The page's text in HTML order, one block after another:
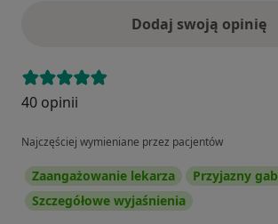
Dodaj swoją opinię
40 opinii
Najczęściej wymieniane przez pacjentów
Zaangażowanie lekarza
Przyjazny
Szczegółowe wyjaśnienia